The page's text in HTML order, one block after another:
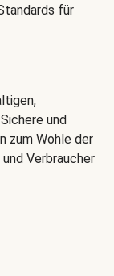
für
und
zum Wohle der
Verbraucher